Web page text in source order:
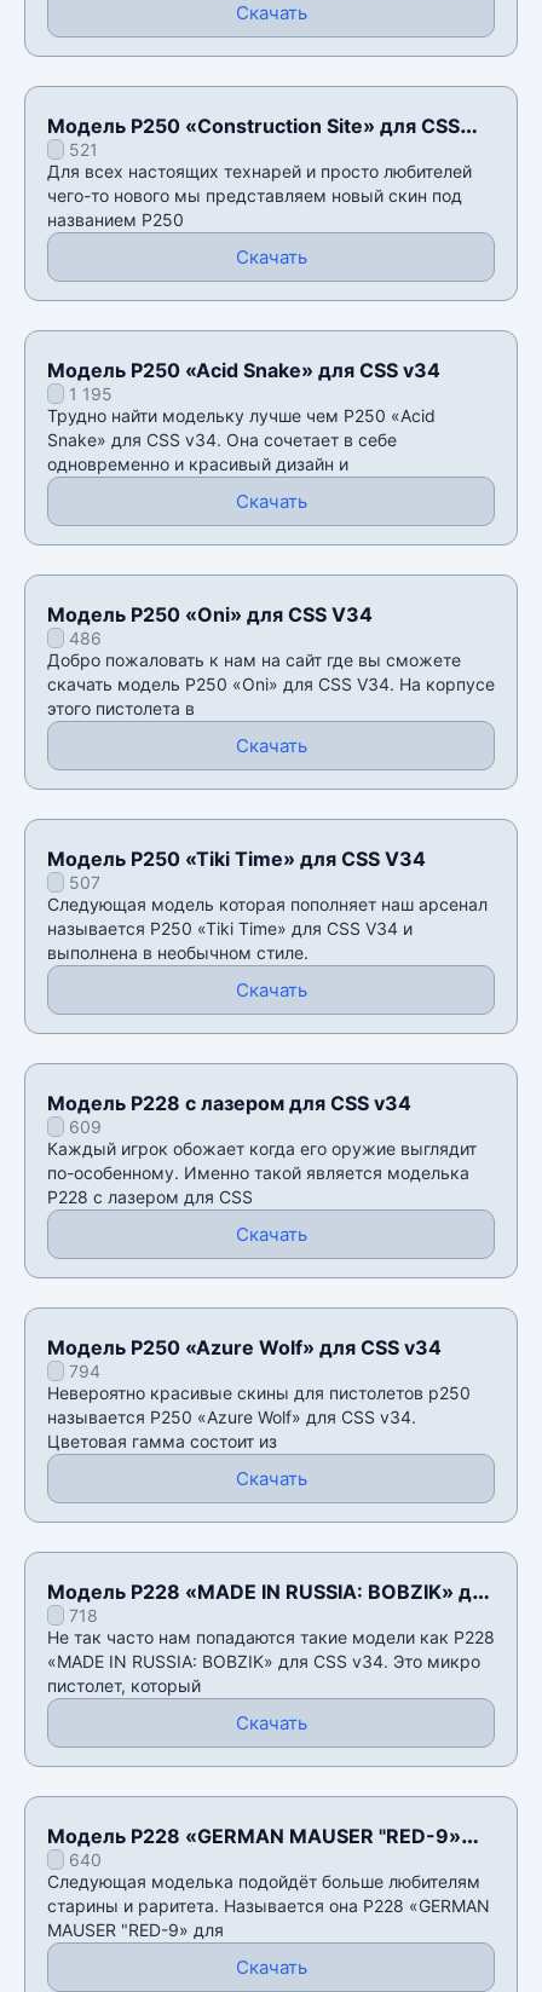
Скачать
Модель P250 «Construction Site» для CSS
V34
521
Для всех настоящих технарей и просто любителей
чего-то нового мы представляем новый скин под
названием P250
Скачать
Модель P250 «Acid Snake» для CSS v34
1 195
Трудно найти модельку лучше чем P250 «Acid
Snake» для CSS v34. Она сочетает в себе
одновременно и красивый дизайн и
Скачать
Модель P250 «Oni» для CSS V34
486
Добро пожаловать к нам на сайт где вы сможете
скачать модель P250 «Oni» для CSS V34. На корпусе
этого пистолета в
Скачать
Модель P250 «Tiki Time» для CSS V34
507
Следующая модель которая пополняет наш арсенал
называется P250 «Tiki Time» для CSS V34 и
выполнена в необычном стиле.
Скачать
Модель P228 с лазером для CSS v34
609
Каждый игрок обожает когда его оружие выглядит
по-особенному. Именно такой является моделька
P228 с лазером для CSS
Скачать
Модель P250 «Azure Wolf» для CSS v34
794
Невероятно красивые скины для пистолетов p250
называется P250 «Azure Wolf» для CSS v34.
Цветовая гамма состоит из
Скачать
Модель P228 «MADE IN RUSSIA: BOBZIK» для
CSS v34
718
Не так часто нам попадаются такие модели как P228
«MADE IN RUSSIA: BOBZIK» для CSS v34. Это микро
пистолет, который
Скачать
Модель P228 «GERMAN MAUSER "RED-9»
для CSS v34
640
Следующая моделька подойдёт больше любителям
старины и раритета. Называется она P228 «GERMAN
MAUSER "RED-9» для
Скачать